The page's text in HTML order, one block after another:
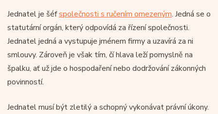
Jednatel je šéfspolečnosti s ručením omezeným. Jedná se o
statutární orgán, který odpovídá za řízení společnosti.
Jednatel jedná a vystupuje jménem firmy a uzavírá za ni
smlouvy. Zároveň je však tím, čí hlava leží pomyslně na
špalku, ať už jde o hospodaření nebo dodržování zákonných
povinností.
Jednatel musí být zletilý a schopný vykonávat právní úkony.